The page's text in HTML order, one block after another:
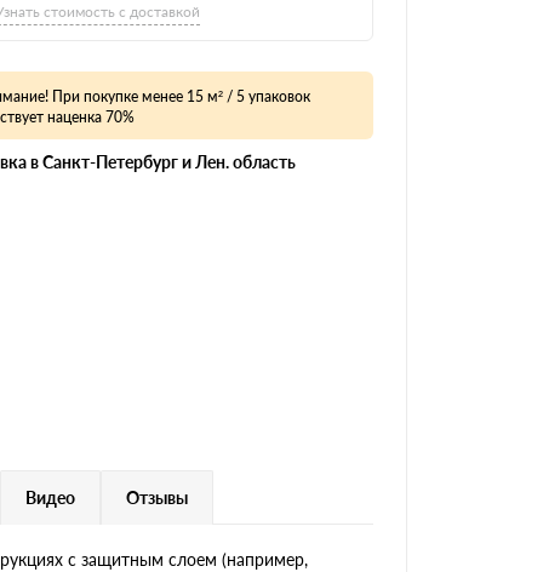
стоимость с доставкой
При покупке менее 15 м² / 5 упаковок
наценка 70%
в Санкт-Петербург и Лен. область
Видео Отзывы
с защитным слоем (например,